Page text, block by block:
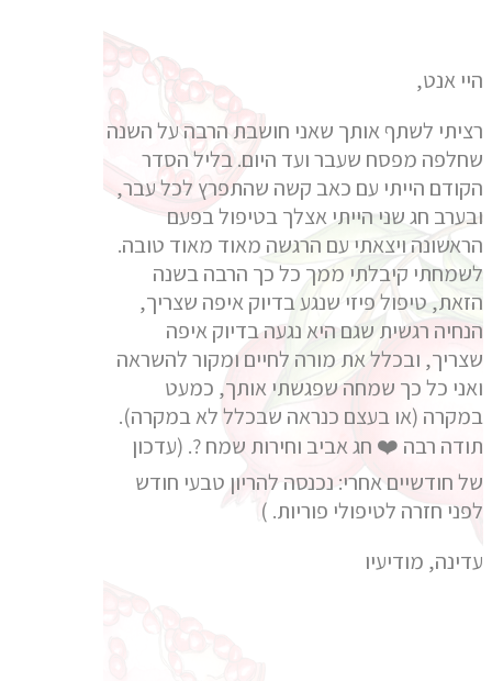
היי אנט,
רציתי לשתף אותך שאני חושבת הרבה על השנה
שחלפה מפסח שעבר ועד היום. בליל הסדר
הקודם הייתי עם כאב קשה שהתפרץ לכל עבר,
ובערב חג שני הייתי אצלך בטיפול בפעם
הראשונה ויצאתי עם הרגשה מאוד מאוד טובה.
לשמחתי קיבלתי ממך כל כך הרבה בשנה
הזאת, טיפול פיזי שנגע בדיוק איפה שצריך,
הנחיה רגשית שגם היא נגעה בדיוק איפה
שצריך, ובכלל את מורה לחיים ומקור להשראה
ואני כל כך שמחה שפגשתי אותך, כמעט
במקרה (או בעצם כנראה שבכלל לא במקרה).
תודה רבה ❤️ חג אביב וחירות שמח ?. (עדכון
של חודשיים אחרי: נכנסה להריון טבעי חודש
לפני חזרה לטיפולי פוריות. )
עדינה, מודיעיו